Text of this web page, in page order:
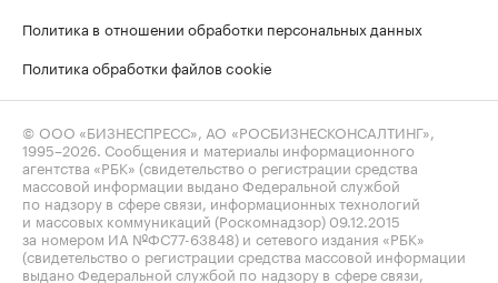
Политика в отношении обработки персональных данных
Политика обработки файлов cookie
© ООО «БИЗНЕСПРЕСС», АО «РОСБИЗНЕСКОНСАЛТИНГ»,
1995–2026 . Сообщения и материалы информационного
агентства «РБК» (свидетельство о регистрации средства
массовой информации выдано Федеральной службой
по надзору в сфере связи, информационных технологий
и массовых коммуникаций (Роскомнадзор) 09.12.2015
за номером ИА №ФС77-63848) и сетевого издания «РБК»
(свидетельство о регистрации средства массовой информации
выдано Федеральной службой по надзору в сфере связи,